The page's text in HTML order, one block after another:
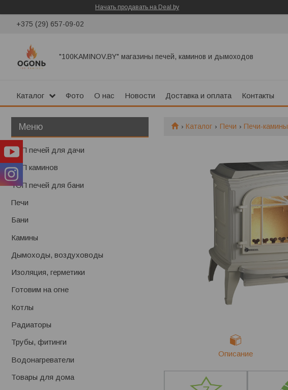
Начать продавать на Deal.by
+375 (29) 657-09-02
"100KAMINOV.BY" магазины печей, каминов и дымоходов
Каталог Фото О нас Новости Доставка и оплата Контакты
Каталог Печи Печи-камины
Описание
ТОП печей для дачи
ТОП каминов
ТОП печей для бани
Печи
Бани
Камины
Дымоходы, воздуховоды
Изоляция, герметики
Готовим на огне
Котлы
Радиаторы
Трубы, фитинги
Водонагреватели
Товары для дома